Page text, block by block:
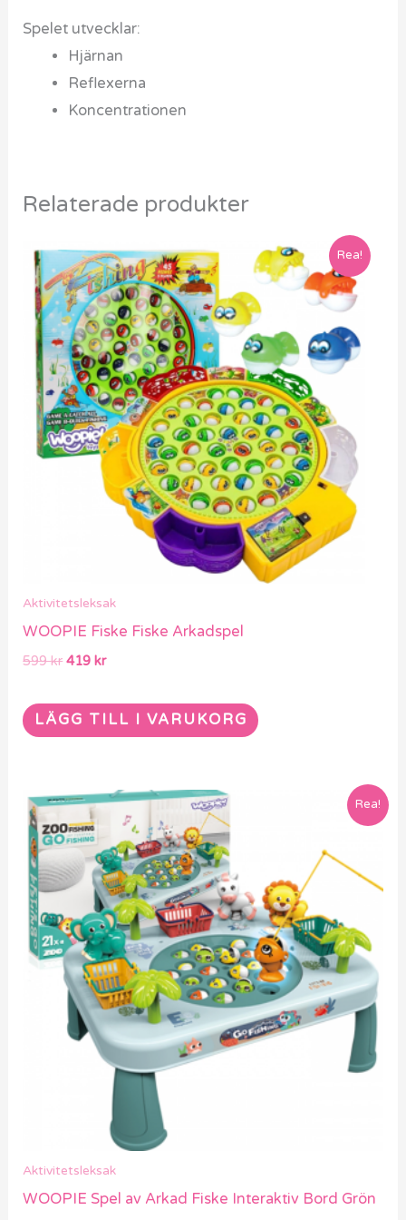
Spelet utvecklar:
Hjärnan
Reflexerna
Koncentrationen
Relaterade produkter
Rea!
Aktivitetsleksak
WOOPIE Fiske Fiske Arkadspel
599kr
Det
ursprungliga
priset
var:
599 kr.
419kr
Det
nuvarande
priset
är:
419 kr.
LÄGG TILL I VARUKORG
Rea!
Aktivitetsleksak
WOOPIE Spel av Arkad Fiske Interaktiv Bord Grön
Det
ursprungliga
priset
var:
659 kr.
Det
nuvarande
priset
är:
469 kr.